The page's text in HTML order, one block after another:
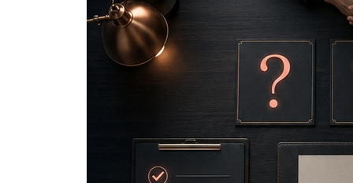
7장. 결제 직전 망설임을 낮추는 마감 질문
1절. 선택 질문은 닫는 기술이 아니라 정리 기술이
2절. 오늘 결제와 다음 일정의 차이를 분명히 만드
3절. 할인보다 확신이 먼저여야 계약이 남는다
4절. 마감 뒤에도 관계가 좋아지는 끝맺음 문장
8장. 상담형 비즈니스는 어디서부터 달라지는가
1절. 교육 상담은 불안보다 변화 기준을 먼저 세운